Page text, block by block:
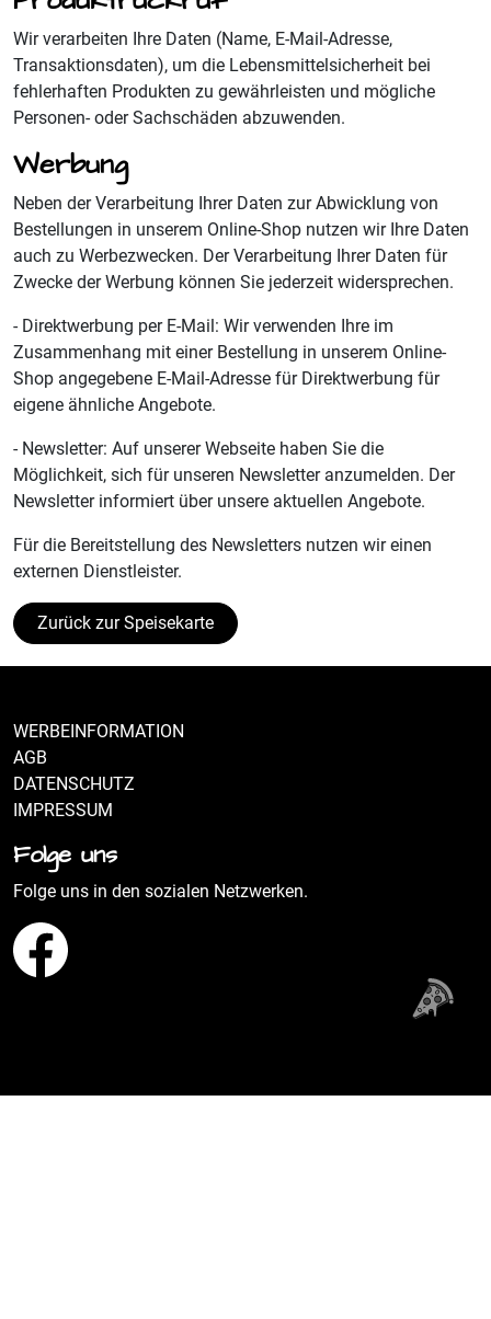
Wir verarbeiten Ihre Daten (Name, E-Mail-Adresse,
Transaktionsdaten), um die Lebensmittelsicherheit bei
fehlerhaften Produkten zu gewährleisten und mögliche
Personen- oder Sachschäden abzuwenden.
Werbung
Neben der Verarbeitung Ihrer Daten zur Abwicklung von
Bestellungen in unserem Online-Shop nutzen wir Ihre Daten
auch zu Werbezwecken. Der Verarbeitung Ihrer Daten für
Zwecke der Werbung können Sie jederzeit widersprechen.
- Direktwerbung per E-Mail: Wir verwenden Ihre im
Zusammenhang mit einer Bestellung in unserem Online-
Shop angegebene E-Mail-Adresse für Direktwerbung für
eigene ähnliche Angebote.
- Newsletter: Auf unserer Webseite haben Sie die
Möglichkeit, sich für unseren Newsletter anzumelden. Der
Newsletter informiert über unsere aktuellen Angebote.
Für die Bereitstellung des Newsletters nutzen wir einen
externen Dienstleister.
Zurück zur Speisekarte
WERBEINFORMATION
AGB
DATENSCHUTZ
IMPRESSUM
Folge uns
Folge uns in den sozialen Netzwerken.